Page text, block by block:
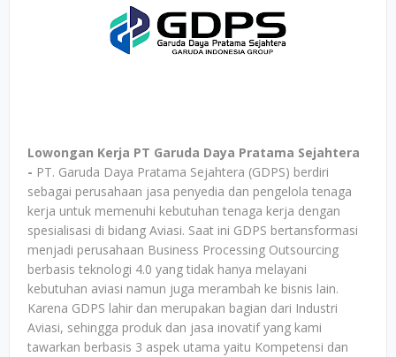
Lowongan Kerja PT Garuda Daya Pratama Sejahtera
- PT. Garuda Daya Pratama Sejahtera (GDPS) berdiri
sebagai perusahaan jasa penyedia dan pengelola tenaga
kerja untuk memenuhi kebutuhan tenaga kerja dengan
spesialisasi di bidang Aviasi. Saat ini GDPS bertansformasi
menjadi perusahaan Business Processing Outsourcing
berbasis teknologi 4.0 yang tidak hanya melayani
kebutuhan aviasi namun juga merambah ke bisnis lain.
Karena GDPS lahir dan merupakan bagian dari Industri
Aviasi, sehingga produk dan jasa inovatif yang kami
tawarkan berbasis 3 aspek utama yaitu Kompetensi dan